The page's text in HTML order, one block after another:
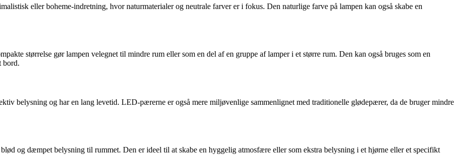
eller boheme-indretning, hvor naturmaterialer og neutrale farver er i fokus. Den naturlige farve på lampen kan også skabe en
størrelse gør lampen velegnet til mindre rum eller som en del af en gruppe af lamper i et større rum. Den kan også bruges som en
bord.
belysning og har en lang levetid. LED-pærerne er også mere miljøvenlige sammenlignet med traditionelle glødepærer, da de bruger mindre
og dæmpet belysning til rummet. Den er ideel til at skabe en hyggelig atmosfære eller som ekstra belysning i et hjørne eller et specifikt